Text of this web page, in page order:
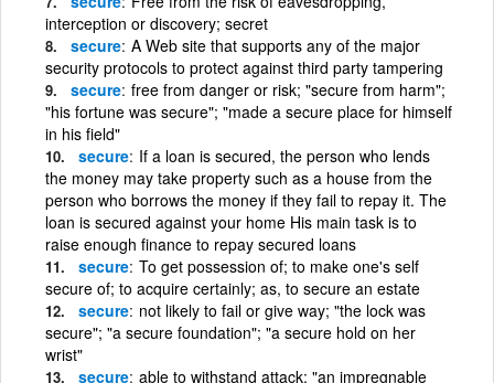
interception or discovery; secret
secure A Web site that supports any of the major
security protocols to protect against third party tampering
secure free from danger or risk; "secure from harm";
"his fortune was secure"; "made a secure place for himself
in his field"
secure If a loan is secured, the person who lends
the money may take property such as a house from the
person who borrows the money if they fail to repay it. The
loan is secured against your home His main task is to
raise enough finance to repay secured loans
secure To get possession of; to make one's self
secure of; to acquire certainly; as, to secure an estate
secure not likely to fail or give way; "the lock was
secure"; "a secure foundation"; "a secure hold on her
wrist"
secure able to withstand attack; "an impregnable